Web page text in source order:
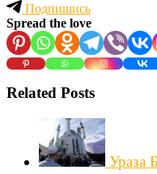
Подпишись
Spread the love
Related Posts
Ураза